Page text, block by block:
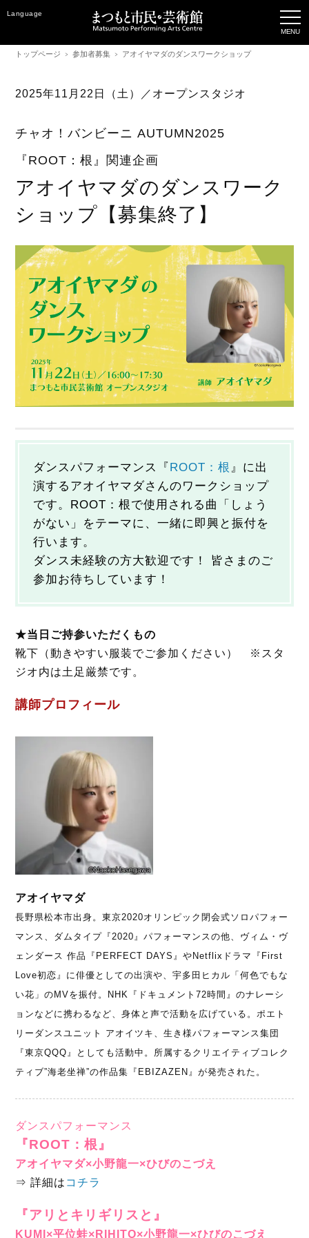
Language
トップページ 参加者募集 アオイヤマダのダンスワークショップ
2025年11月22日（土）／オープンスタジオ
チャオ！バンビーニ AUTUMN2025
『ROOT：根』関連企画
アオイヤマダのダンスワーク
ショップ【募集終了】
ダンスパフォーマンス『ROOT：根 』に出
演するアオイヤマダさんのワークショップ
です。ROOT：根で使用される曲「しょう
がない」をテーマに、一緒に即興と振付を
行います。
ダンス未経験の方大歓迎です！ 皆さまのご
参加お待ちしています！
★当日ご持参いただくもの
靴下（動きやすい服装でご参加ください） ※スタ
ジオ内は土足厳禁です。
講師プロフィール
アオイヤマダ
長野県松本市出身。東京2020オリンピック閉会式ソロパフォー
マンス、ダムタイプ『2020』パフォーマンスの他、ヴィム・ヴ
ェンダース 作品『PERFECT DAYS』やNetflixドラマ『First
Love初恋』に俳優としての出演や、宇多田ヒカル「何色でもな
い花」のMVを振付。NHK『ドキュメント72時間』のナレーシ
ョンなどに携わるなど、身体と声で活動を広げている。ポエト
リーダンスユニット アオイツキ、生き様パフォーマンス集団
『東京QQQ』としても活動中。所属するクリエイティブコレク
ティブ”海老坐禅”の作品集『EBIZAZEN』が発売された。
ダンスパフォーマンス
『ROOT：根』
アオイヤマダ×小野龍一×ひびのこづえ
⇒ 詳細は コチラ
『アリとキリギリスと』
KUMI×平位蛙×RIHITO×小野龍一×ひびのこづえ